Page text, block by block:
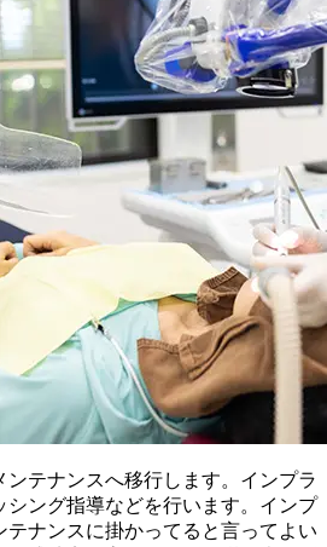
ンテナンスへ移行します。インプラ
シング指導などを行います。インプ
テナンスに掛かってると言ってよい